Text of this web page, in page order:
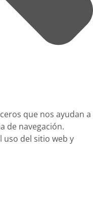
que nos ayudan a
de navegación.
del sitio web y